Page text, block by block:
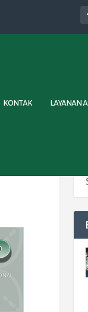
KONTAK LAYANAN